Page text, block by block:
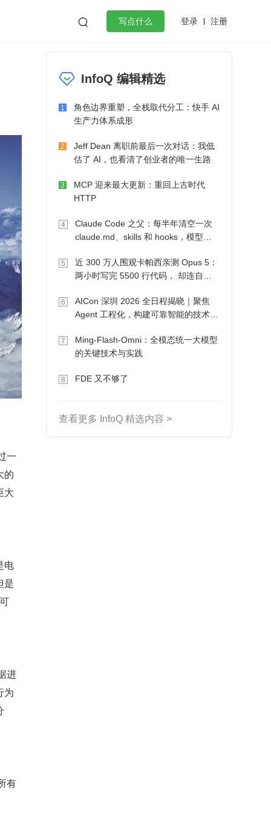
 写点什么 登录 注册
微服务架构 flutter
的
大
是
为
InfoQ 编辑精选
1
角色边界重塑，全栈取代分工：快手 AI
生产力体系成形
2
Jeff Dean 离职前最后一次对话：我低
估了 AI，也看清了创业者的唯一生路
3
MCP 迎来最大更新：重回上古时代
HTTP
4
Claude Code 之父：每半年清空一次
claude.md、skills 和 hooks，模型自
5
近 300 万人围观卡帕西亲测 Opus 5：
两小时写完 5500 行代码， 却连自己
6
AICon 深圳 2026 全日程揭晓｜聚焦
Agent 工程化，构建可靠智能的技术路
7
Ming-Flash-Omni：全模态统一大模型
的关键技术与实践
8 FDE 又不够了
查看更多 InfoQ 精选内容 >